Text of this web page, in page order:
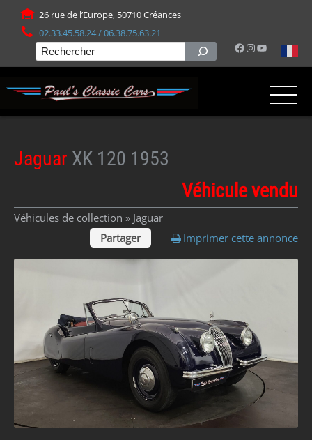
26 rue de l’Europe, 50710 Créances
02.33.45.58.24 / 06.38.75.63.21
Facebook
Instagram
YouTube
Rechercher
Jaguar XK 120 1953
Véhicule vendu
Véhicules de collection » Jaguar
Partager
Imprimer cette annonce
Panneau de gestion des cookies